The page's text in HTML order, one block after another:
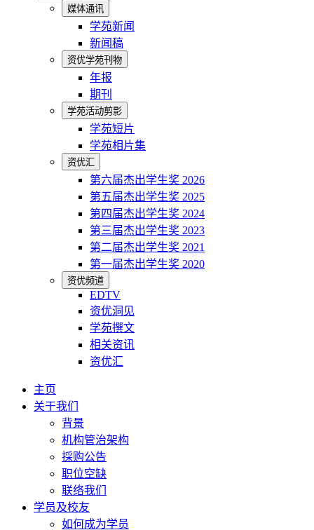
媒体通讯
学苑新闻
新闻稿
资优学苑刊物
年报
期刊
学苑活动剪影
学苑短片
学苑相片集
资优汇
第六届杰出学生奖 2026
第五届杰出学生奖 2025
第四届杰出学生奖 2024
第三届杰出学生奖 2023
第二届杰出学生奖 2021
第一届杰出学生奖 2020
资优频道
EDTV
资优洞见
学苑撰文
相关资讯
资优汇
主页
关于我们
背景
机构管治架构
採购公告
职位空缺
联络我们
学员及校友
如何成为学员